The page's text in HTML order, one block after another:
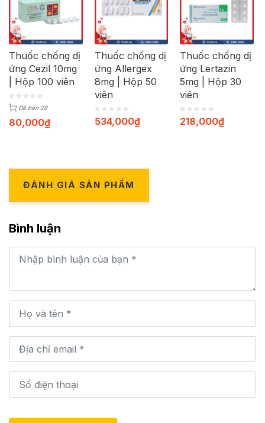
Thuốc chống dị
ứng Cezil 10mg
| Hộp 100 viên
Đã bán 28
80,000₫
Thuốc chống dị
ứng Allergex
8mg | Hộp 50
viên
534,000₫
Thuốc chống dị
ứng Lertazin
5mg | Hộp 30
viên
218,000₫
ĐÁNH GIÁ SẢN PHẨM
Bình luận